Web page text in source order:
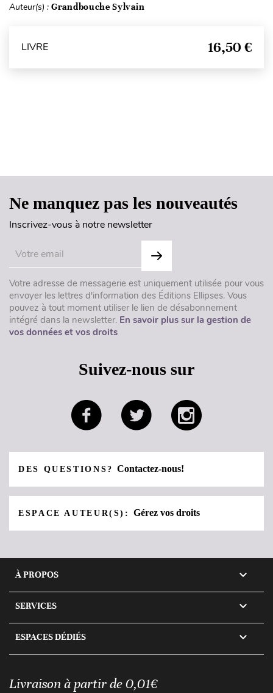
Auteur(s) : Grandbouche Sylvain
LIVRE 16,50 €
Ne manquez pas les nouveautés
Inscrivez-vous à notre newsletter
Votre adresse de messagerie est uniquement utilisée pour vous
envoyer les lettres d'information des Éditions Ellipses. Vous
pouvez à tout moment utiliser le lien de désabonnement
intégré dans la newsletter. En savoir plus sur la gestion de
vos données et vos droits
Suivez-nous sur
DES QUESTIONS?Contactez-nous!
ESPACE AUTEUR(S):Gérez vos droits
À PROPOS 
SERVICES 
ESPACES DÉDIÉS 
Livraison à partir de 0,01€